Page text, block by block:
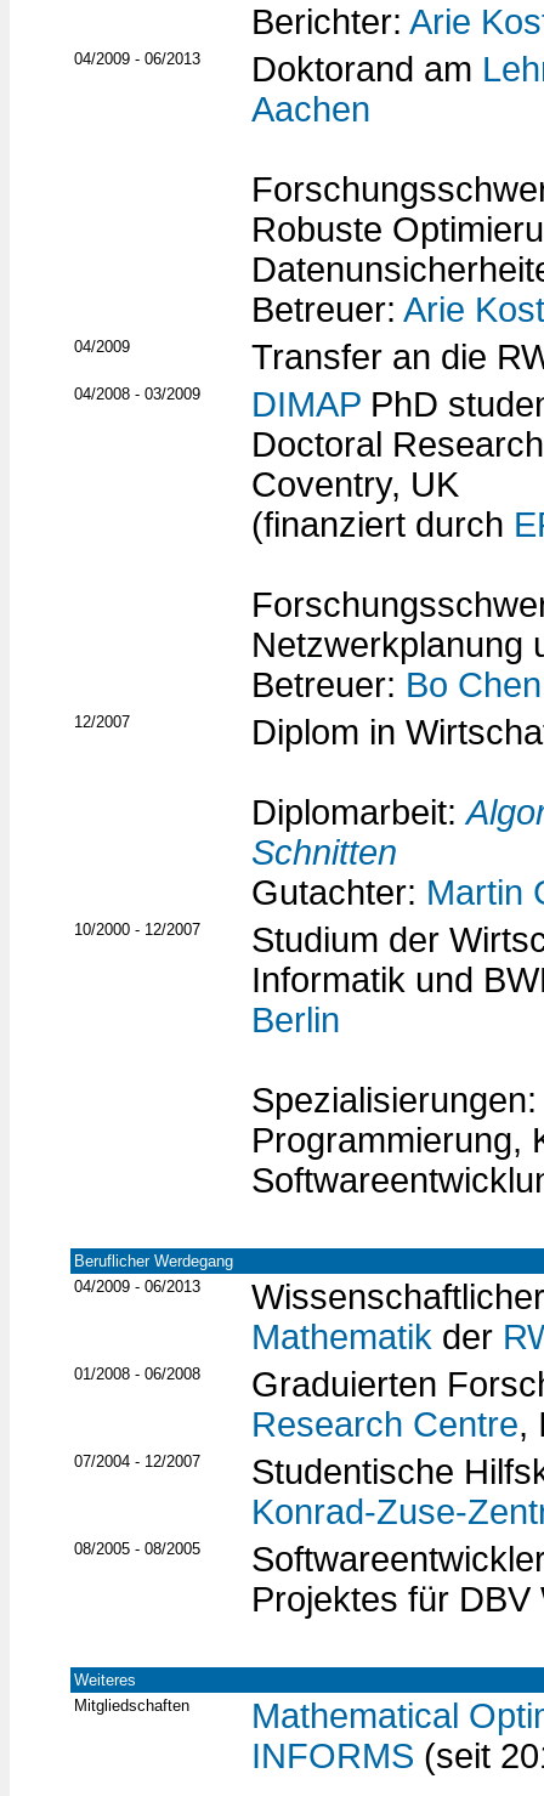
Berichter: Arie
04/2009 - 06/2013 Doktorand am
Aachen
Robuste
Betreuer: Arie
04/2009 Transfer an die
04/2008 - 03/2009 DIMAP PhD
Doctoral
Coventry, UK
(finanziert durch
Netzwerkplanung
Betreuer: Bo Chen
12/2007 Diplom in
Diplomarbeit:
Schnitten
Gutachter: Martin
10/2000 - 12/2007
Studium der
Informatik und
Berlin
Programmierung,
Beruflicher Werdegang
04/2009 - 06/2013
Mathematik der
01/2008 - 06/2008
Graduierten
Research Centre,
07/2004 - 12/2007
Studentische
Konrad-Zuse-
08/2005 - 08/2005
Projektes für DBV
Weiteres
Mitgliedschaften
Mathematical
INFORMS (seit